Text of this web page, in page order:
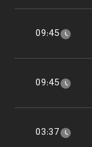
09:45
09:45
03:37